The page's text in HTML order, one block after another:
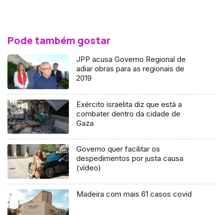
Pode também gostar
JPP acusa Governo Regional de
adiar obras para as regionais de
2019
Exército israelita diz que está a
combater dentro da cidade de
Gaza
Governo quer facilitar os
despedimentos por justa causa
(vídeo)
Madeira com mais 61 casos covid